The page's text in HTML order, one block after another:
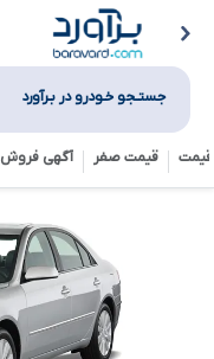
جستـجو خـودرو در بـرآورد
قیمت صفر آگهی فروش